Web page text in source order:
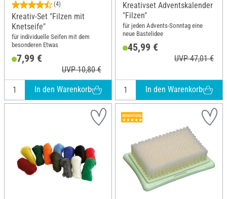
(4)
Kreativ-Set "Filzen mit
Knetseife"
für individuelle Seifen mit dem
besonderen Etwas
7,99 €
UVP 10,80 €
In den Warenkorb
Kreativset Adventskalender
"Filzen"
für jeden Advents-Sonntag eine
neue Bastelidee
45,99 €
UVP 47,01 €
In den Warenkorb